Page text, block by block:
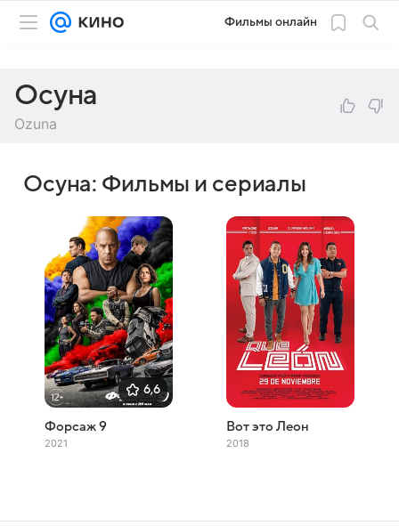
Фильмы онлайн
Осуна
Ozuna
Осуна: Фильмы и сериалы
6,6
Форсаж 9
2021
Вот это Леон
2018